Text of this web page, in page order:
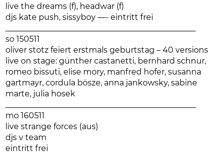
live the dreams (f), headwar (f)
djs kate push, sissyboy —- eintritt frei
so 150511
oliver stotz feiert erstmals geburtstag – 40 versions
live on stage: günther castanetti, bernhard schnur,
romeo bissuti, elise mory, manfred hofer, susanna
gartmayr, cordula bösze, anna jankowsky, sabine
marte, julia hosek
mo 160511
live strange forces (aus)
djs v team
eintritt frei